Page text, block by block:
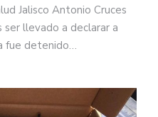
Jalisco Antonio Cruces
llevado a declarar a
fue detenido…